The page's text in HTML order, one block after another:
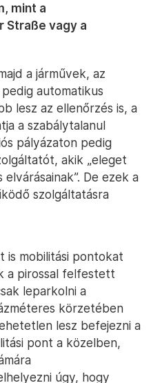
mint a
Straße vagy a
a járművek, az
automatikus
lesz az ellenőrzés is, a
a szabálytalanul
pályázaton pedig
akik „eleget
De ezek a
szolgáltatásra
is mobilitási pontokat
a pirossal felfestett
leparkolni a
körzetében
lesz befejezni a
pont a közelben,
úgy, hogy